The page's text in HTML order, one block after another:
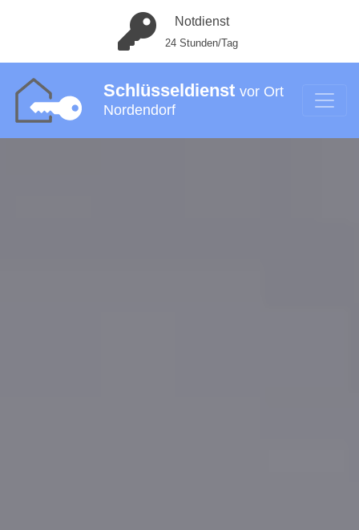
Notdienst
24 Stunden/Tag
Schlüsseldienst vor Ort
Nordendorf